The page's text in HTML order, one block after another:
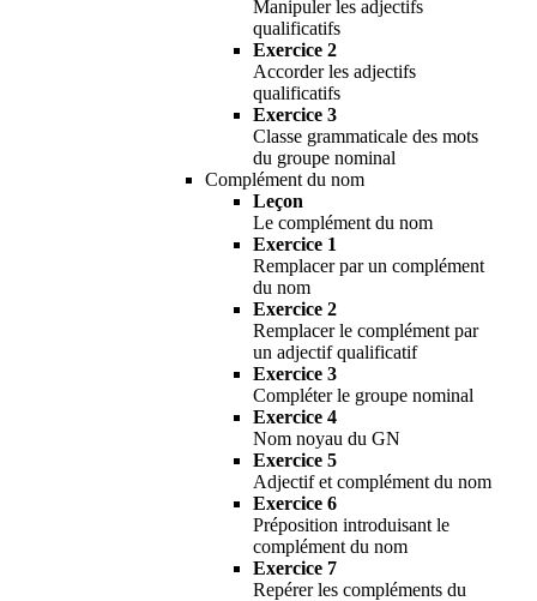
Manipuler les adjectifs
qualificatifs
Exercice 2
Accorder les adjectifs
qualificatifs
Exercice 3
Classe grammaticale des mots
du groupe nominal
Complément du nom
Leçon
Le complément du nom
Exercice 1
Remplacer par un complément
du nom
Exercice 2
Remplacer le complément par
un adjectif qualificatif
Exercice 3
Compléter le groupe nominal
Exercice 4
Nom noyau du GN
Exercice 5
Adjectif et complément du nom
Exercice 6
Préposition introduisant le
complément du nom
Exercice 7
Repérer les compléments du